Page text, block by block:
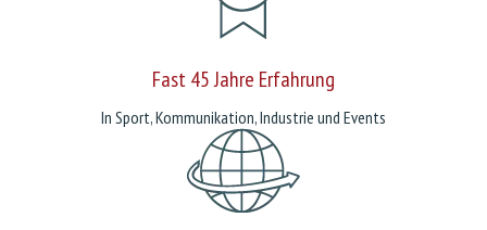
Fast 45 Jahre Erfahrung
In Sport, Kommunikation, Industrie und Events